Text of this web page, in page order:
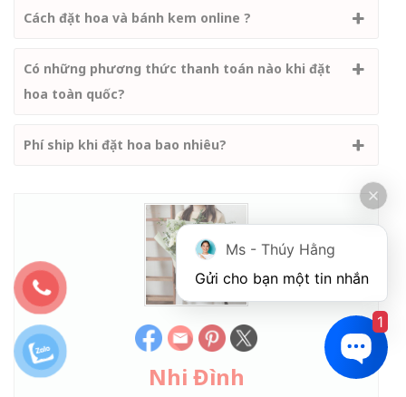
Cách đặt hoa và bánh kem online ?
Có những phương thức thanh toán nào khi đặt
hoa toàn quốc?
Phí ship khi đặt hoa bao nhiêu?
Nhi Đình
Ms - Thúy Hằng
Gửi cho bạn một tin nhắn
1